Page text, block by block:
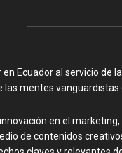
Ecuador al servicio de
las mentes vanguardistas
en el
de contenidos